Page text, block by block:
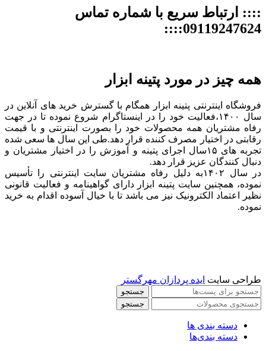
:::: ارتباط سریع با شماره تماس
09119247624::::
همه چیز در مورد پتینه ابزار
فروشگاه اینترنتی پتینه ابزار همگام با گسترش خرید های آنلاین در
سال ۱۴۰۰،فعالیت خود را در اینستاگرام شروع نموده تا در جهت
رفاه مشتریان همه محصولات خود را بصورت اینترنتی و با قیمت
رقابتی در اختیار مصرف کننده قرار دهد.طی این سال ها سعی شده
تجربه های ۱۵سال اجرای پتینه و آموزش را در اختیار مشتریان و
دنبال کنندگان عزیز قرار دهد.
در سال ۱۴۰۲به دلیل رفاه مشتریان سایت اینترنتی را تأسیس
نموده، همچنین سایت پتینه ابزار دارای گواهینامه و فعالیت قانونی
نظیر اعتماد الکترونیک نیز می باشد تا با خیال آسوده اقدام به خرید
نموده.
طراحی سایت ایده پردازان مهرگستر
جستجو
جستجو
دسته بندی ها
دسته بندی‌ها